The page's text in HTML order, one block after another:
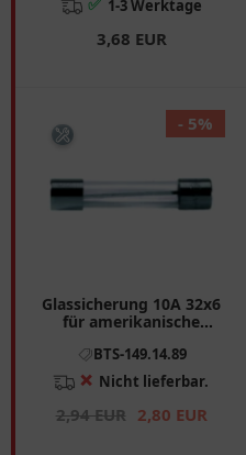
✅ 1-3 Werktage
3,68 EUR
Glassicherung 10A 32x6
für amerikanische
BTS-149.14.89
❌ Nicht lieferbar.
2,94 EUR 2,80 EUR
- 5%